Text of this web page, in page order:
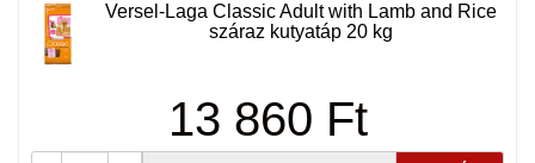
Versel-Laga Classic Adult with Lamb and Rice
száraz kutyatáp 20 kg
13 860 Ft